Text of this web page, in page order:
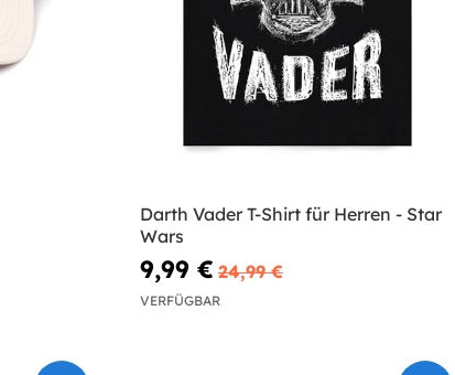
Darth Vader T-Shirt für Herren - Star
Wars
9,99 € 24,99 €
VERFÜGBAR